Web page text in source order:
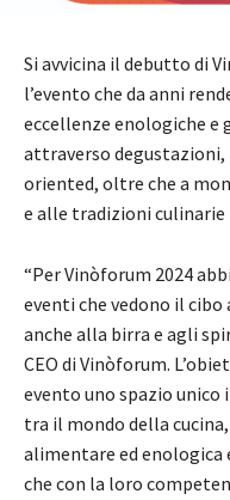
Si avvicina il debutto di
l’evento che da anni
eccellenze enologiche
attraverso
oriented, oltre che a
e alle tradizioni culinarie
“Per Vinòforum 2024
eventi che vedono il
anche alla birra e agli
CEO di Vinòforum.
evento uno spazio unico
tra il mondo della
alimentare ed enologica
che con la loro